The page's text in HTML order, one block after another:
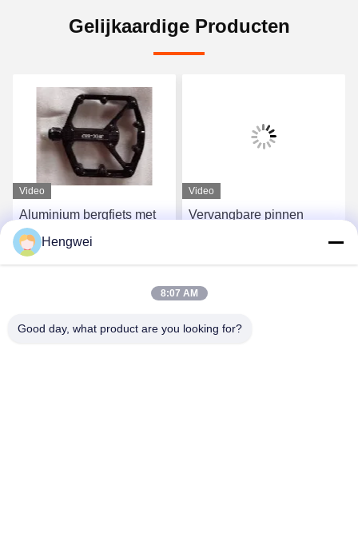
Gelijkaardige Producten
Video
Aluminium bergfiets met
dubbelzijdig platform
Video
Vervangbare pinnen
Hengwei
8:07 AM
Good day, what product are you looking for?